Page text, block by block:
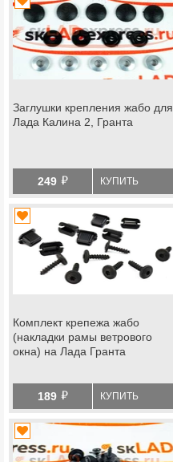
Заглушки крепления жабо для
Лада Калина 2, Гранта
249 й КУПИТЬ
Комплект крепежа жабо
(накладки рамы ветрового
окна) на Лада Гранта
189 й КУПИТЬ